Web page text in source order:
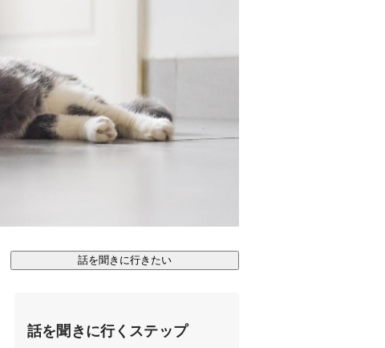
話を聞きに行きたい
話を聞きに行くステップ